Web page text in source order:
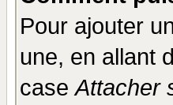
Pour ajouter
une, en allant
caseAttacher